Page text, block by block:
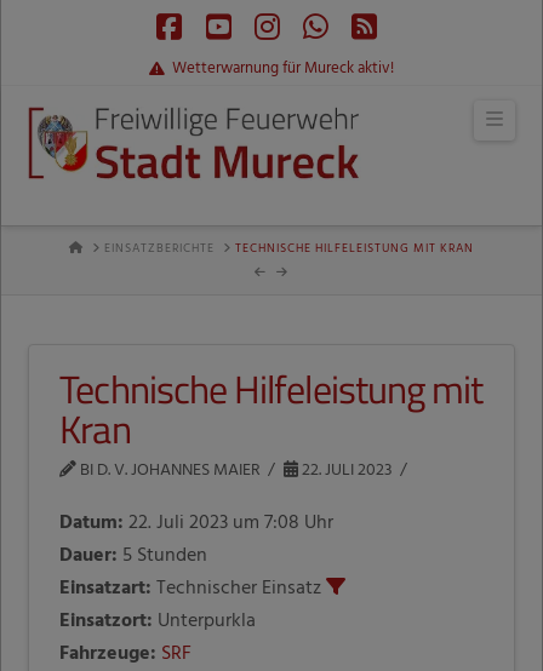
Facebook
YouTube
Instagram
Whatsapp
RSS
Wetterwarnung für Mureck aktiv!
HOMEEINSATZBERICHTE TECHNISCHE HILFELEISTUNG MIT KRAN
Technische Hilfeleistung mit
Kran
BI D. V. JOHANNES MAIER 22. JULI 2023
Datum:22. Juli 2023 um 7:08 Uhr
Dauer: 5 Stunden
Einsatzart:Technischer Einsatz
Einsatzort: Unterpurkla
Fahrzeuge: SRF